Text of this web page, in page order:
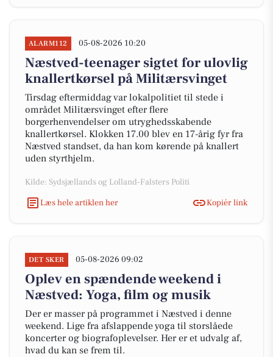
ALARM112 05-08-2026 10:20
Næstved-teenager sigtet for ulovlig
knallertkørsel på Militærsvinget
Tirsdag eftermiddag var lokalpolitiet til stede i
området Militærsvinget efter flere
borgerhenvendelser om utryghedsskabende
knallertkørsel. Klokken 17.00 blev en 17-årig fyr fra
Næstved standset, da han kom kørende på knallert
uden styrthjelm.
Kilde: Sydsjællands og Lolland-Falsters Politi
Læs hele artiklen her
Kopiér link
DET SKER 05-08-2026 09:02
Oplev en spændende weekend i
Næstved: Yoga, film og musik
Der er masser på programmet i Næstved i denne
weekend. Lige fra afslappende yoga til storslåede
koncerter og biografoplevelser. Her er et udvalg af,
hvad du kan se frem til.